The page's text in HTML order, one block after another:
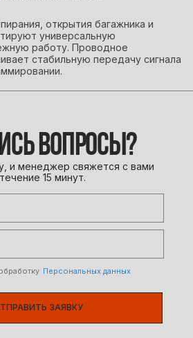
открытия багажника и
универсальную
работу. Проводное
стабильную передачу сигнала
ВОПРОСЫ?
и менеджер свяжется с вами
15 минут.
Персональных данных
ЗАЯВКУ